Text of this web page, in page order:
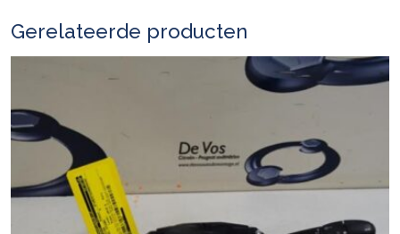
Gerelateerde producten